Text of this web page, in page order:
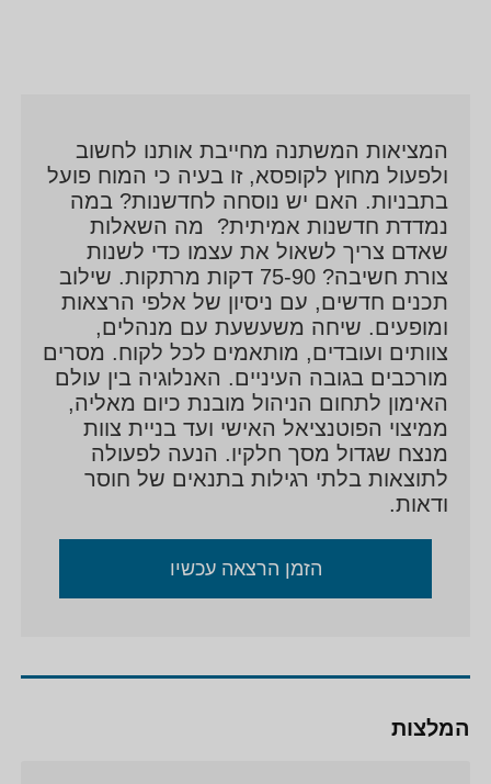
המציאות המשתנה מחייבת אותנו לחשוב
ולפעול מחוץ לקופסא, זו בעיה כי המוח פועל
בתבניות. האם יש נוסחה לחדשנות? במה
נמדדת חדשנות אמיתית? מה השאלות
שאדם צריך לשאול את עצמו כדי לשנות
צורת חשיבה? 75-90 דקות מרתקות. שילוב
תכנים חדשים, עם ניסיון של אלפי הרצאות
ומופעים. שיחה משעשעת עם מנהלים,
צוותים ועובדים, מותאמים לכל לקוח. מסרים
מורכבים בגובה העיניים. האנלוגיה בין עולם
האימון לתחום הניהול מובנת כיום מאליה,
ממיצוי הפוטנציאל האישי ועד בניית צוות
מנצח שגדול מסך חלקיו. הנעה לפעולה
לתוצאות בלתי רגילות בתנאים של חוסר
ודאות.
הזמן הרצאה עכשיו
המלצות